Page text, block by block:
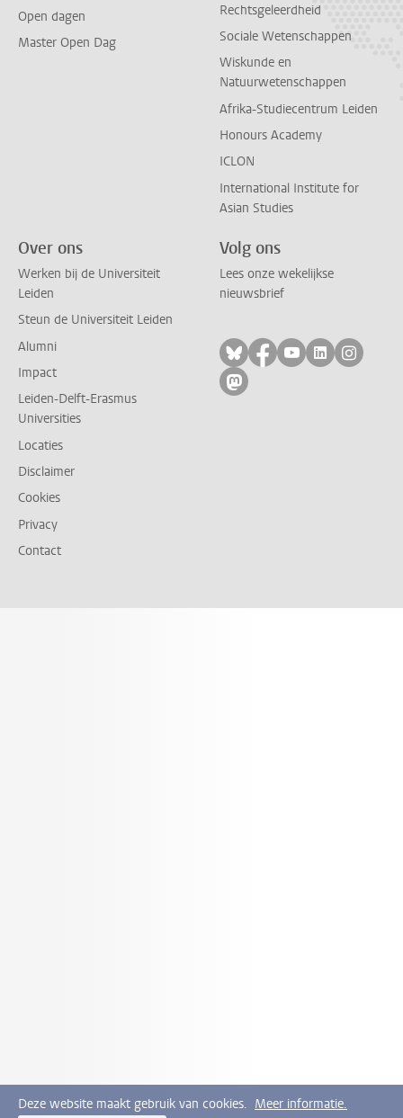
Open dagen
Master Open Dag
Rechtsgeleerdheid
Sociale Wetenschappen
Wiskunde en
Natuurwetenschappen
Afrika-Studiecentrum Leiden
Honours Academy
ICLON
International Institute for
Asian Studies
Over ons
Werken bij de Universiteit
Leiden
Steun de Universiteit Leiden
Alumni
Impact
Leiden-Delft-Erasmus
Universities
Locaties
Disclaimer
Cookies
Privacy
Contact
Volg ons
Lees onze wekelijkse
nieuwsbrief
Volg ons op bluesky
Volg ons op
Volg ons op
Volg ons
Volg
Volg ons op mastodon
Deze website maakt gebruik van cookies. Meer informatie.